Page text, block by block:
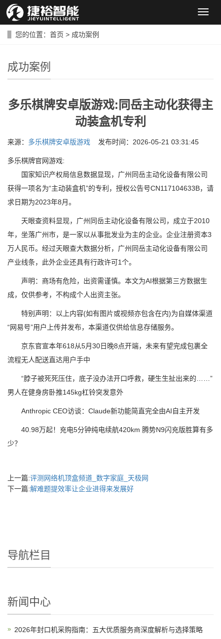
导
您的位置： 首页 > 成功案例
成功案例
多乐棋牌安卓版游戏:同岳主动化获得主
动装盒机专利
来源： 多乐棋牌安卓版游戏 发布时间：2026-05-21 03:31:45
多乐棋牌官网游戏:
国家知识产权局信息数据显现，广州同岳主动化设备有限公司
获得一项名为“主动装盒机”的专利，授权公告号CN117104633B，请
求日期为2023年8月。
天眼查资料显现，广州同岳主动化设备有限公司，成立于2010
年，坐落广州市，是一家以从事批发业为主的企业。企业注册资本3
万人民币。经过天眼查大数据分析，广州同岳主动化设备有限公司
产业线条，此外企业还具有行政许可1个。
声明：商场有危险，出资需谨慎。本文为AI根据第三方数据生
成，仅供参考，不构成个人出资主张。
特别声明：以上内容(如有图片或视频亦包含在内)为自媒体渠道
“网易号”用户上传并发布，本渠道仅供给信息存储服务。
京东官宣本年618从5月30日晚8点开端，未来有望完成包裹全
流程无人配送直达用户手中
“脖子被死死压住，底子没办法开口呼救，硬生生扯出来的……”
男人在健身房卧推145kg杠铃突发意外
Anthropic CEO访谈：Claude新功能简直完全由AI自主开发
40.98万起！充电5分钟纯电续航420km 腾势N9闪充版胜算有多
少？
上一篇:评测网络机顶盒频道_数字家庭_天极网
下一篇:解难题提效率让企业进得来发展好
导航栏目
新闻中心
2026年封口机采购指南：五大优质服务商深度解析与选择策略